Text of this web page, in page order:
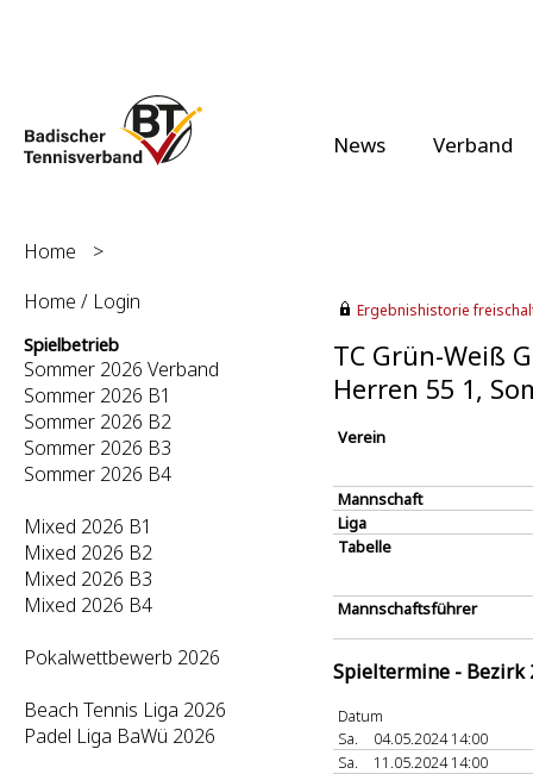
News Verband
Home
>
Home / Login
Spielbetrieb
Sommer 2026 Verband
Sommer 2026 B1
Sommer 2026 B2
Sommer 2026 B3
Sommer 2026 B4
Mixed 2026 B1
Mixed 2026 B2
Mixed 2026 B3
Mixed 2026 B4
Pokalwettbewerb 2026
Beach Tennis Liga 2026
Padel Liga BaWü 2026
Ergebnishistorie
TC Grün-Weiß
Herren 55 1,
Verein
Mannschaft
Liga
Tabelle
Mannschaftsführer
Spieltermine - Bezirk
Datum
Sa.
04.05.2024 14:00
Sa.
11.05.2024 14:00